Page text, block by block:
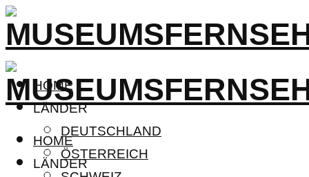
HOME
LÄNDER
DEUTSCHLAND
ÖSTERREICH
HOME
LÄNDER